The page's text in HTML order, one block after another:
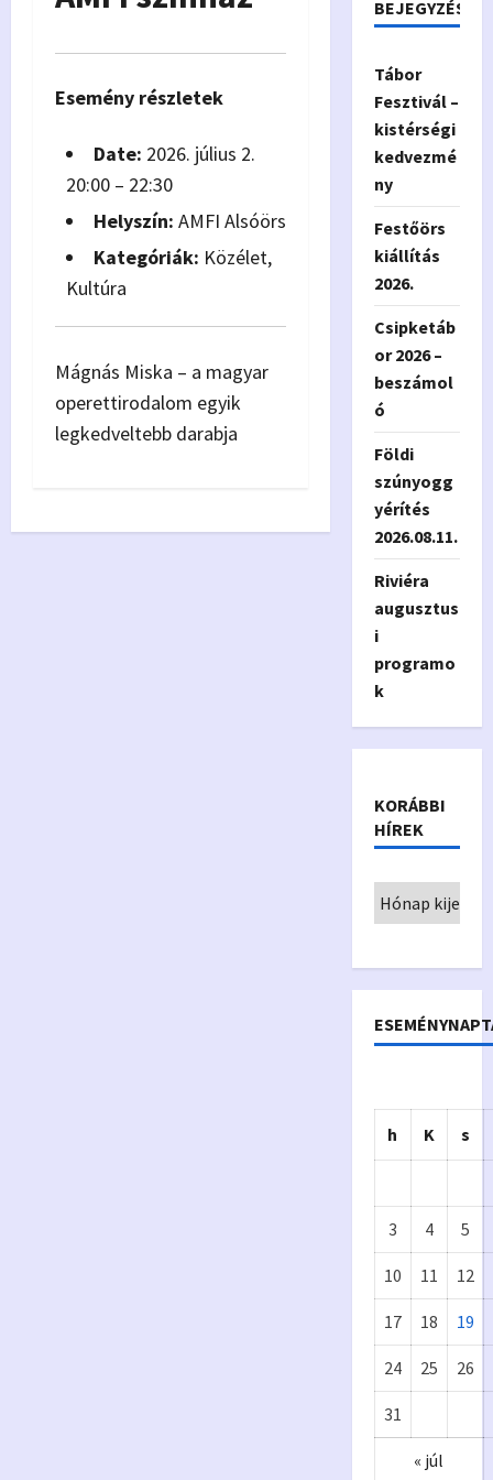
Esemény részletek
Date: 2026. július 2.
20:00 – 22:30
Helyszín: AMFI Alsóörs
Kategóriák: Közélet,
Kultúra
Mágnás Miska – a magyar
operettirodalom egyik
legkedveltebb darabja
BEJEGYZÉSEK
Tábor
Fesztivál –
kistérségi
kedvezmé
ny
Festőörs
kiállítás
2026.
Csipketáb
or 2026 –
beszámol
ó
Földi
szúnyogg
yérítés
2026.08.11.
Riviéra
augusztus
i
programo
k
KORÁBBI
HÍREK
h K s
3 4 5
10 11 12
17 18 19
24 25 26
31
« júl
Önkormányzat